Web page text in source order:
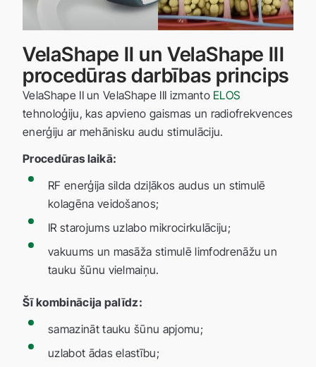
VelaShape II un VelaShape III
procedūras darbības princips
VelaShape II un VelaShape III izmanto ELOS
tehnoloģiju, kas apvieno gaismas un radiofrekvences
enerģiju ar mehānisku audu stimulāciju.
Procedūras laikā:
RF enerģija silda dziļākos audus un stimulē
kolagēna veidošanos;
IR starojums uzlabo mikrocirkulāciju;
vakuums un masāža stimulē limfodrenāžu un
tauku šūnu vielmaiņu.
Šī kombinācija palīdz:
samazināt tauku šūnu apjomu;
uzlabot ādas elastību;